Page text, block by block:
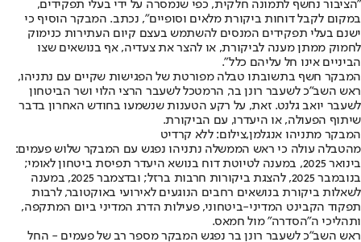
"הציבור נחשף לתמונה חלקית, כפי שנמסרה על ידי בעלי תפקידים,
במקום לקבל דוחות ביקורת מלאים וסופיים", נכתב. המבקר הוסיף כי
ישנם בעלי תפקידים המנסים להשתמש בעצם קיום העתירות כנימוק
לחמוק ממתן מענה לביקורת, או להצר את צעדיה, אף בנושאים שצו
הביניים אינו חל עליהם כלל".
המבקר חשף בתשובתו טבלה מפורטת של הפגישות שקיים עם נתניהו,
ראש השב"כ לשעבר רונן בר, הרמטכל לשעבר הרצי הלוי ושר הביטחון
לשעבר יואב גלנט. זאת, על רקע הטענות שנשמעו בחודש האחרון בדבר
שיתוף הפעולה, או היעדרו, עם הביקורת.
המבקר מתניהו אנגלמן,צילום: ללא קרדיט
מהטבלה עולה כי ראש הממשלה נתניהו נפגש עם המבקר שלוש פעמים:
בינואר 2025, במענה לטיוטת דוח בנושא היעדר תפיסת ביטחון לאומי;
בנובמבר 2025, להצגת ביקורות חרבות ברזל; ובדצמבר 2025, במענה
לשאלות ביקורת בנושאים רחבים הנוגעים לאירועי באוקטובר, לרבות
תפקוד הקבינט המדיני-ביטחוני, פעילות הדרג המדיני ביום המתקפה,
ותהליכי ה"הסדרה" מול חמאס.
ראש השב"כ לשעבר רונן בר נפגש המבקר מספר רב של פעמים - החל